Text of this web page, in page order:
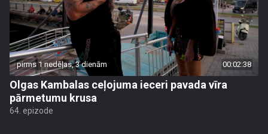
pirms 1 nedēļas, 3 dienām 00:02:38
Olgas Kambalas ceļojuma ieceri pavada vīra
pārmetumu krusa
64. epizode